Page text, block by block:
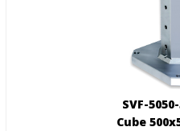
SVF-
Cube